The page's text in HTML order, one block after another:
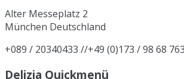
Alter Messeplatz 2
München Deutschland
+089 / 20340433 //+49 (0)173 / 98 68 763
Delizia Quickmenü